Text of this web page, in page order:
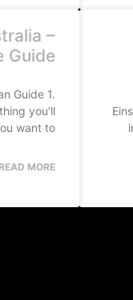
–
Guide
Guide 1.
you’ll
want to
READ MORE »